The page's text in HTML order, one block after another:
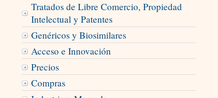
Tratados de Libre Comercio, Propiedad
Intelectual y Patentes
Genéricos y Biosimilares
Acceso e Innovación
Precios
Compras